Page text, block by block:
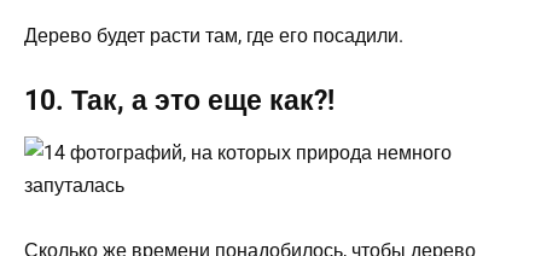
Дерево будет расти там, где его посадили.
10. Так, а это еще как?!
Сколько же времени понадобилось, чтобы дерево